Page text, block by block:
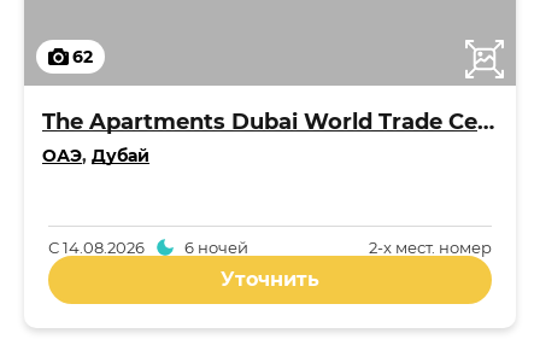
62
The Apartments Dubai World Trade Centre
ОАЭ, Дубай
2-x мест. номер
С14.08.2026 6 ночей
Уточнить